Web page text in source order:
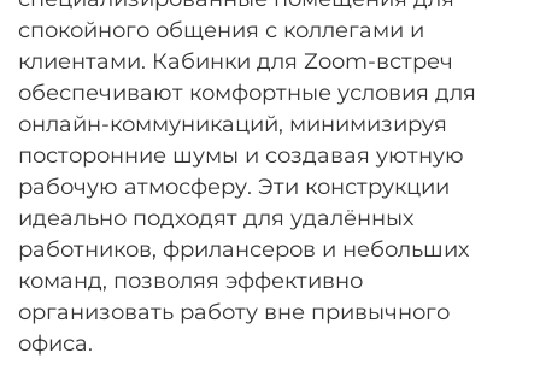
спокойного общения с коллегами и
клиентами. Кабинки для Zoom-встреч
обеспечивают комфортные условия для
онлайн-коммуникаций, минимизируя
посторонние шумы и создавая уютную
рабочую атмосферу. Эти конструкции
идеально подходят для удалённых
работников, фрилансеров и небольших
команд, позволяя эффективно
организовать работу вне привычного
офиса.